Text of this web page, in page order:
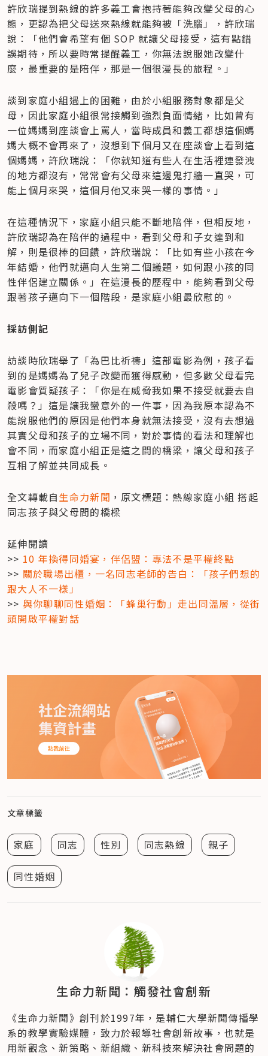
許欣瑞提到熱線的許多義工會抱持著能夠改變父母的心
態，更認為把父母送來熱線就能夠被「洗腦」，許欣瑞
說：「他們會希望有個 SOP 就讓父母接受，這有點錯
誤期待，所以要時常提醒義工，你無法說服她改變什
麼，最重要的是陪伴，那是一個很漫長的旅程。」
談到家庭小組遇上的困難，由於小組服務對象都是父
母，因此家庭小組很常接觸到強烈負面情緒，比如曾有
一位媽媽到座談會上罵人，當時成員和義工都想這個媽
媽大概不會再來了，沒想到下個月又在座談會上看到這
個媽媽，許欣瑞說：「你就知道有些人在生活裡連發洩
的地方都沒有，常常會有父母來這邊鬼打牆一直哭，可
能上個月來哭，這個月他又來哭一樣的事情。」
在這種情況下，家庭小組只能不斷地陪伴，但相反地，
許欣瑞認為在陪伴的過程中，看到父母和子女達到和
解，則是很棒的回饋，許欣瑞說：「比如有些小孩在今
年結婚，他們就邁向人生第二個議題，如何跟小孩的同
性伴侶建立關係。」在這漫長的歷程中，能夠看到父母
跟著孩子邁向下一個階段，是家庭小組最欣慰的。
採訪側記
訪談時欣瑞舉了「為巴比祈禱」這部電影為例，孩子看
到的是媽媽為了兒子改變而獲得感動，但多數父母看完
電影會質疑孩子：「你是在威脅我如果不接受就要去自
殺嗎？」這是讓我蠻意外的一件事，因為我原本認為不
能說服他們的原因是他們本身就無法接受，沒有去想過
其實父母和孩子的立場不同，對於事情的看法和理解也
會不同，而家庭小組正是這之間的橋梁，讓父母和孩子
互相了解並共同成長。
全文轉載自生命力新聞 ，原文標題：熱線家庭小組 搭起
同志孩子與父母間的橋樑
延伸閱讀
>> 10 年換得同婚宴，伴侶盟：專法不是平權終點
>> 關於職場出櫃，一名同志老師的告白：「孩子們想的
跟大人不一樣」
>> 與你聊聊同性婚姻：「蜂巢行動」走出同溫層，從街
頭開啟平權對話
文章標籤
家庭 同志 性別 同志熱線 親子
同性婚姻
生命力新聞：觸發社會創新
《生命力新聞》創刊於1997年，是輔仁大學新聞傳播學
系的教學實驗媒體，致力於報導社會創新故事，也就是
用新觀念、新策略、新組織、新科技來解決社會問題的